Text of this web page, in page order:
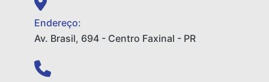
Endereço:
Av. Brasil, 694 - Centro Faxinal - PR